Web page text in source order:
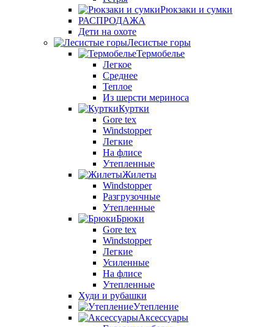
Рюкзаки и сумки
РАСПРОДАЖА
Дети на охоте
Лесистые горы
Термобелье
Легкое
Среднее
Теплое
Из шерсти мериноса
Куртки
Gore tex
Windstopper
Легкие
На флисе
Утепленные
Жилеты
Windstopper
Разгрузочные
Утепленные
Брюки
Gore tex
Windstopper
Легкие
Усиленные
На флисе
Утепленные
Худи и рубашки
Утепление
Аксессуары